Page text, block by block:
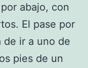
abajo, con
El pase por
ir a uno de
pies de un